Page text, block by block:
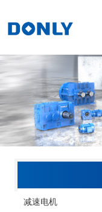
减速电机